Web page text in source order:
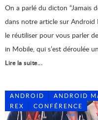
On a parlé du dicton “Jamais
dans notre article sur
le réutiliser pour vous parler
in Mobile, qui s’est déroulée
Lire la suite...
ANDROID ANDROID
REX
CONFÉRENCE